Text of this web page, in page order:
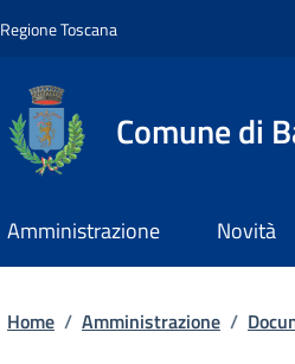
Regione ToscanaSlim top
Comune di
Amministrazione Novità
Briciole di
Home / Amministrazione /